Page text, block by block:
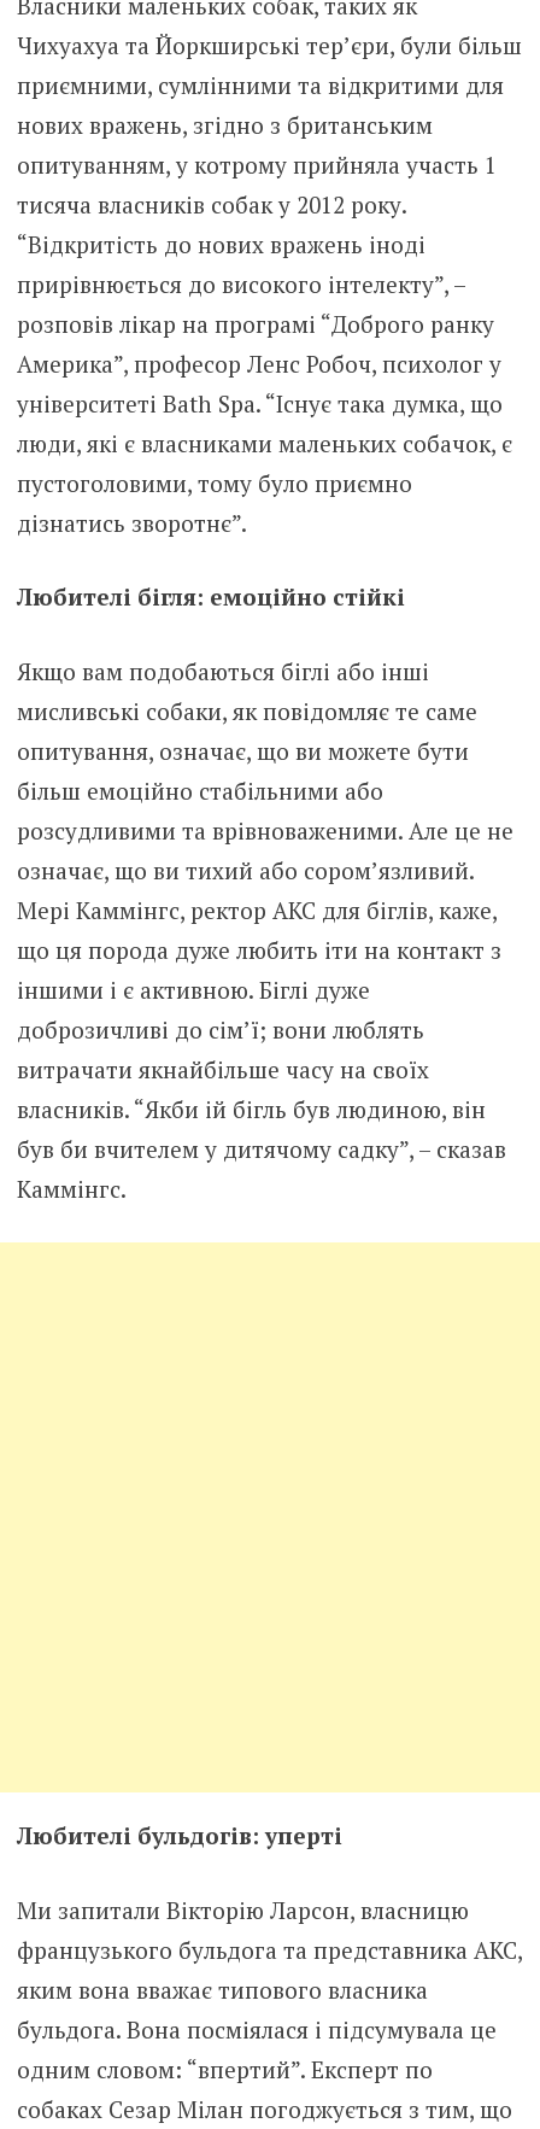
Чихуахуа та Йоркширські тер’єри, були більш
приємними, сумлінними та відкритими для
нових вражень, згідно з британським
опитуванням, у котрому прийняла участь 1
тисяча власників собак у 2012 року.
“Відкритість до нових вражень іноді
прирівнюється до високого інтелекту”, –
розповів лікар на програмі “Доброго ранку
Америка”, професор Ленс Робоч, психолог у
університеті Bath Spa. “Існує така думка, що
люди, які є власниками маленьких собачок, є
пустоголовими, тому було приємно
дізнатись зворотнє”.
Любителі бігля: емоційно стійкі
Якщо вам подобаються біглі або інші
мисливські собаки, як повідомляє те саме
опитування, означає, що ви можете бути
більш емоційно стабільними або
розсудливими та врівноваженими. Але це не
означає, що ви тихий або сором’язливий.
Мері Каммінгс, ректор АКС для біглів, каже,
що ця порода дуже любить іти на контакт з
іншими і є активною. Біглі дуже
доброзичливі до сім’ї; вони люблять
витрачати якнайбільше часу на своїх
власників. “Якби ій бігль був людиною, він
був би вчителем у дитячому садку”, – сказав
Каммінгс.
Любителі бульдогів: уперті
Ми запитали Вікторію Ларсон, власницю
французького бульдога та представника АКС,
яким вона вважає типового власника
бульдога. Вона посміялася і підсумувала це
одним словом: “впертий”. Експерт по
собаках Сезар Мілан погоджується з тим, що